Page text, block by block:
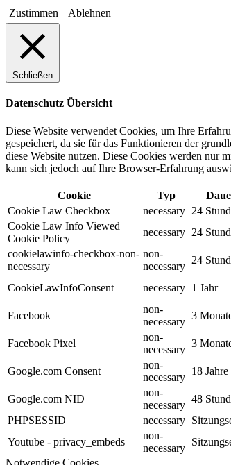
Zustimmen Ablehnen
Schließen
Datenschutz Übersicht
Diese Website verwendet Cookies, um Ihre
gespeichert, da sie für das Funktionieren der
diese Website nutzen. Diese Cookies werden nur
kann sich jedoch auf Ihre Browser-Erfahrung
Cookie Typ
Cookie Law Checkbox
necessary 24
Cookie Law Info Viewed
Cookie Policy
necessary 24
cookielawinfo-checkbox-non-
necessary
non-
necessary
24
CookieLawInfoConsent
necessary 1 Jahr
Facebook
non-
necessary
3
Facebook Pixel
non-
necessary
3
Google.com Consent
non-
necessary
18 Jahre
Google.com NID
non-
necessary
48
PHPSESSID
necessary
Youtube - privacy_embeds
non-
necessary
Notwendige Cookies